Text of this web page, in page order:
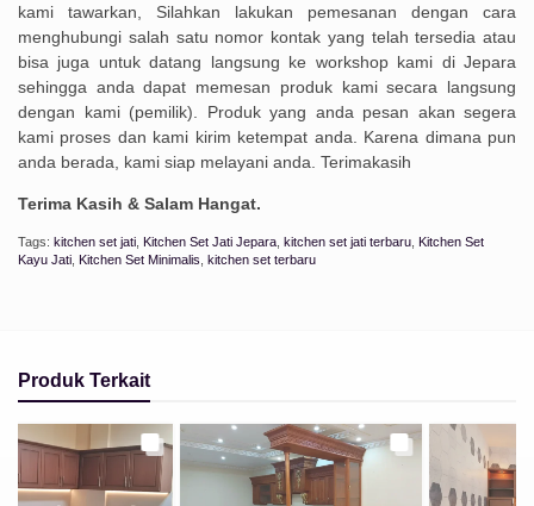
kami tawarkan, Silahkan lakukan pemesanan dengan cara
menghubungi salah satu nomor kontak yang telah tersedia atau
bisa juga untuk datang langsung ke workshop kami di Jepara
sehingga anda dapat memesan produk kami secara langsung
dengan kami (pemilik). Produk yang anda pesan akan segera
kami proses dan kami kirim ketempat anda. Karena dimana pun
anda berada, kami siap melayani anda. Terimakasih
Terima Kasih & Salam Hangat.
Tags: kitchen set jati Kitchen Set Jati Jepara kitchen set jati terbaru Kitchen Set
Kayu Jati Kitchen Set Minimalis kitchen set terbaru
Produk Terkait